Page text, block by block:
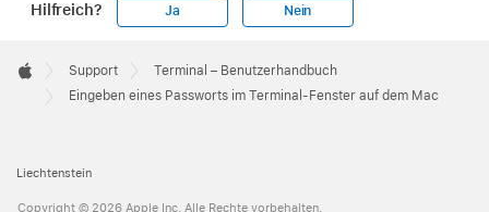
Hilfreich? Ja Nein
Footer

Apple
Support
Terminal – Benutzerhandbuch
Eingeben eines Passworts im Terminal-Fenster auf dem Mac
Liechtenstein
Copyright © 2026 Apple Inc. Alle Rechte vorbehalten.